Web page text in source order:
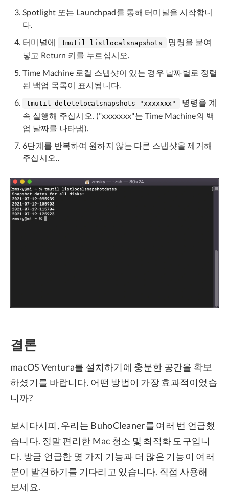
Spotlight 또는 Launchpad를 통해 터미널을 시작합니
다.
터미널에
tmutil listlocalsnapshots
명령을 붙여
넣고 Return 키를 누르십시오.
Time Machine 로컬 스냅샷이 있는 경우 날짜별로 정렬
된 백업 목록이 표시됩니다.
tmutil deletelocalsnapshots "xxxxxxx"
명령을 계
속 실행해 주십시오. ("xxxxxxx"는 Time Machine의 백
업 날짜를 나타냄).
6단계를 반복하여 원하지 않는 다른 스냅샷을 제거해
주십시오..
결론
macOS Ventura를 설치하기에 충분한 공간을 확보
하셨기를 바랍니다. 어떤 방법이 가장 효과적이었습
니까?
보시다시피, 우리는 BuhoCleaner를 여러 번 언급했
습니다. 정말 편리한 Mac 청소 및 최적화 도구입니
다. 방금 언급한 몇 가지 기능과 더 많은 기능이 여러
분이 발견하기를 기다리고 있습니다. 직접 사용해
보세요.